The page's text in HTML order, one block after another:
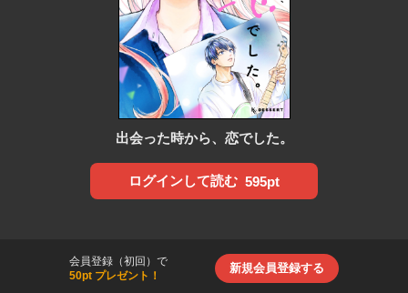
出会った時から、恋でした。
ログインして読む 595pt
会員登録（初回）で
50pt プレゼント！
新規会員登録する